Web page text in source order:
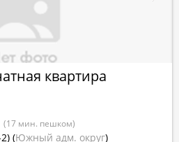
квартира
(17 мин. пешком)
(Южный адм. округ)